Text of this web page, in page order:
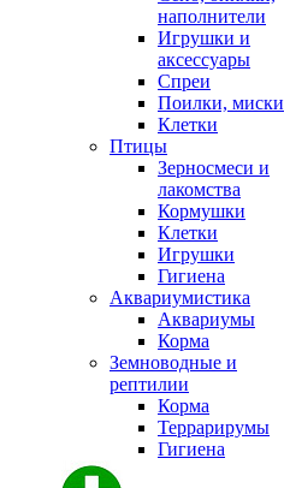
наполнители
Игрушки и
аксессуары
Спреи
Поилки, миски
Клетки
Птицы
Зерносмеси и
лакомства
Кормушки
Клетки
Игрушки
Гигиена
Аквариумистика
Аквариумы
Корма
Земноводные и
рептилии
Корма
Террарирумы
Гигиена